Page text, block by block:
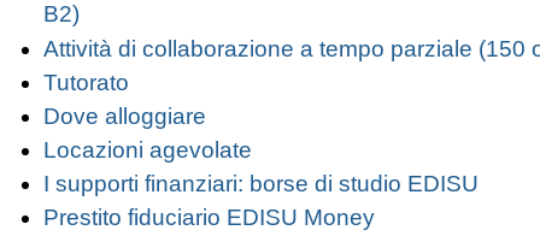
B2)
Attività di collaborazione a tempo parziale (150
Tutorato
Dove alloggiare
Locazioni agevolate
I supporti finanziari: borse di studio EDISU
Prestito fiduciario EDISU Money